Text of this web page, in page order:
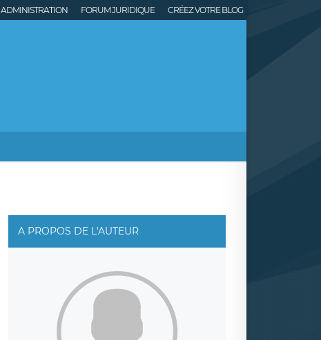
ADMINISTRATION FORUM JURIDIQUE CRÉEZ VOTRE BLOG
A PROPOS DE L'AUTEUR